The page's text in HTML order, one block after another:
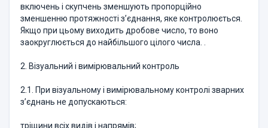
включень і скупчень зменшують пропорційно
зменшенню протяжності з’єднання, яке контролюється.
Якщо при цьому виходить дробове число, то воно
заокруглюється до найбільшого цілого числа. .
2. Візуальний і вимірювальний контроль
2.1. При візуальному і вимірювальному контролі зварних
з’єднань не допускаються:
тріщини всіх видів і напрямів;